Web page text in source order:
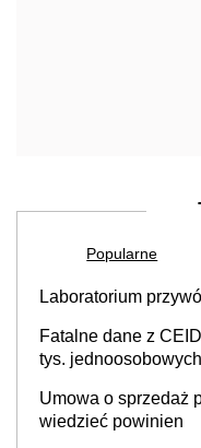
Popularne
Laboratorium
Fatalne dane z
tys.
Umowa o sprzedaż
wiedzieć powinien